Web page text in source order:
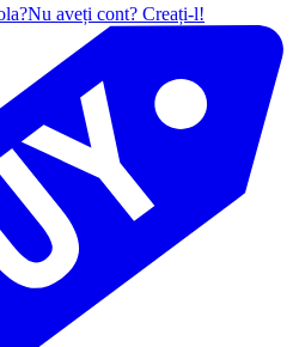
Nu aveți cont? Creați-l!